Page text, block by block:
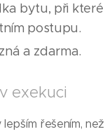
bytu, při které
postupu.
a zdarma.
exekuci
řešením, než